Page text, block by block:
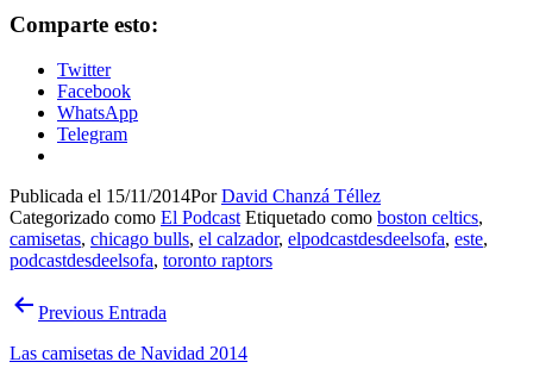
Comparte esto:
Twitter
Facebook
WhatsApp
Telegram
Publicada el 15/11/2014PorDavid Chanzá Téllez
Categorizado como El Podcast Etiquetado como boston celtics,
camisetas, chicago bulls, el calzador, elpodcastdesdeelsofa, este,
podcastdesdeelsofa, toronto raptors
Navegación
entradas
Previous Entrada
Las camisetas de Navidad 2014